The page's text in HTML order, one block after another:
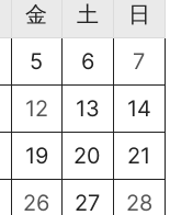
金 土
日
5 6
7
12 13
14
19 20
21
26 27 28